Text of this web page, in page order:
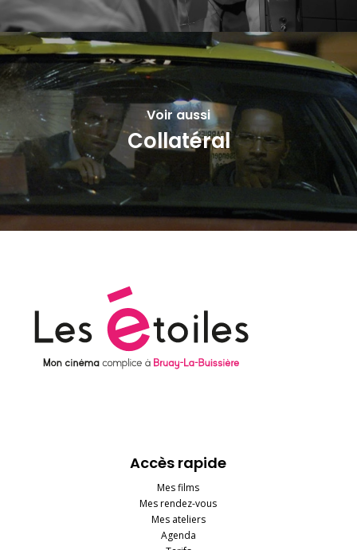
Voir aussi
Collatéral
Accès rapide
Mes films
Mes rendez-vous
Mes ateliers
Agenda